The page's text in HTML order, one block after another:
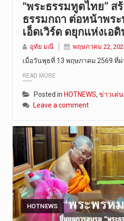
“พระธรรมทูตไทย” ส
ธรรมกถา ต่อหน้าพระ
เอ็ดเวิร์ด ดยุกแห่งเอ
อุทัย มณี พฤษภาคม 22,
เมื่อวันพุธที่ 13 พฤษภาคม 2569 ที่ผ่
READ MORE
Posted in HOTNEWS, ข่าวเด่
Leave a comment
HOTNEWS